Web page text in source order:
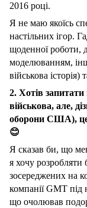
2016 році.
Я не маю якоїсь
настільних ігор.
щоденної роботи,
моделюванням,
військова історія)
2. Хотів
військова, але,
оборони США), це
😊
Я сказав би, що
я хочу розробляти
зосереджених на
компанії GMT
що очолював